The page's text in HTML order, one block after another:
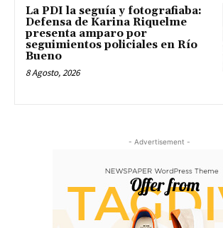
La PDI la seguía y fotografiaba:
Defensa de Karina Riquelme
presenta amparo por
seguimientos policiales en Río
Bueno
8 Agosto, 2026
- Advertisement -